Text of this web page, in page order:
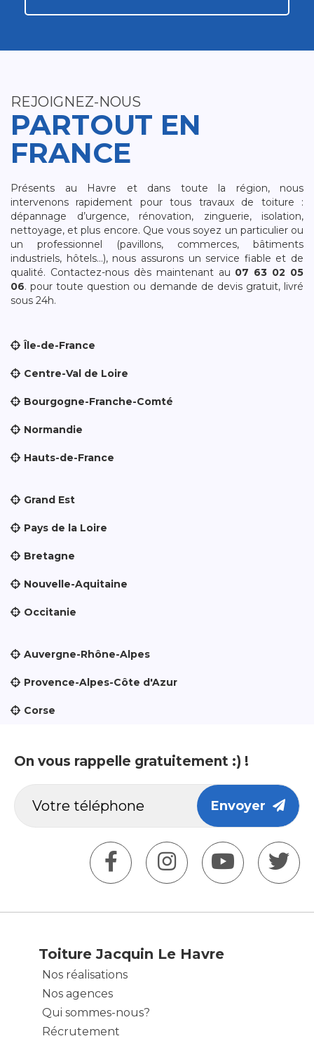
REJOIGNEZ-NOUS
PARTOUT EN
FRANCE
Présents au Havre et dans toute la région, nous
intervenons rapidement pour tous travaux de toiture :
dépannage d’urgence, rénovation, zinguerie, isolation,
nettoyage, et plus encore. Que vous soyez un particulier ou
un professionnel (pavillons, commerces, bâtiments
industriels, hôtels…), nous assurons un service fiable et de
qualité. Contactez-nous dès maintenant au 07 63 02 05
06. pour toute question ou demande de devis gratuit, livré
sous 24h.
Île-de-France
Centre-Val de Loire
Bourgogne-Franche-Comté
Normandie
Hauts-de-France
Grand Est
Pays de la Loire
Bretagne
Nouvelle-Aquitaine
Occitanie
Auvergne-Rhône-Alpes
Provence-Alpes-Côte d'Azur
Corse
On vous rappelle gratuitement :) !
Envoyer
Toiture Jacquin Le Havre
Nos réalisations
Nos agences
Qui sommes-nous?
Récrutement